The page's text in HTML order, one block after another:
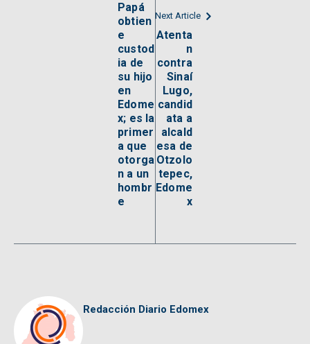
Papá
obtien
e
custod
ia de
su hijo
en
Edome
x; es la
primer
a que
otorga
n a un
hombr
e
Next Article
Atenta
n
contra
Sinaí
Lugo,
candid
ata a
alcald
esa de
Otzolo
tepec,
Edome
x
Redacción Diario Edomex